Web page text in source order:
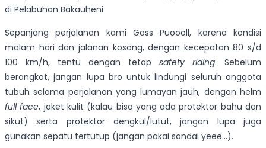
di Pelabuhan Bakauheni
Sepanjang perjalanan kami Gass Puoooll, karena kondisi
malam hari dan jalanan kosong, dengan kecepatan 80 s/d
100 km/h, tentu dengan tetap safety riding. Sebelum
berangkat, jangan lupa bro untuk lindungi seluruh anggota
tubuh selama perjalanan yang lumayan jauh, dengan helm
full face, jaket kulit (kalau bisa yang ada protektor bahu dan
sikut) serta protektor dengkul/lutut, jangan lupa juga
gunakan sepatu tertutup (jangan pakai sandal yeee…).